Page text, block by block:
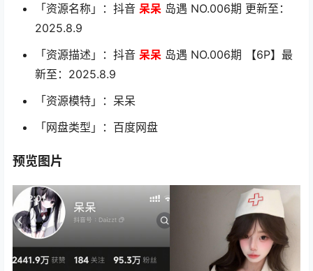
「资源名称」：抖音 呆呆 岛遇 NO.006期 更新至：
2025.8.9
「资源描述」：抖音 呆呆 岛遇 NO.006期 【6P】最
新至：2025.8.9
「资源模特」：呆呆
「网盘类型」：百度网盘
预览图片